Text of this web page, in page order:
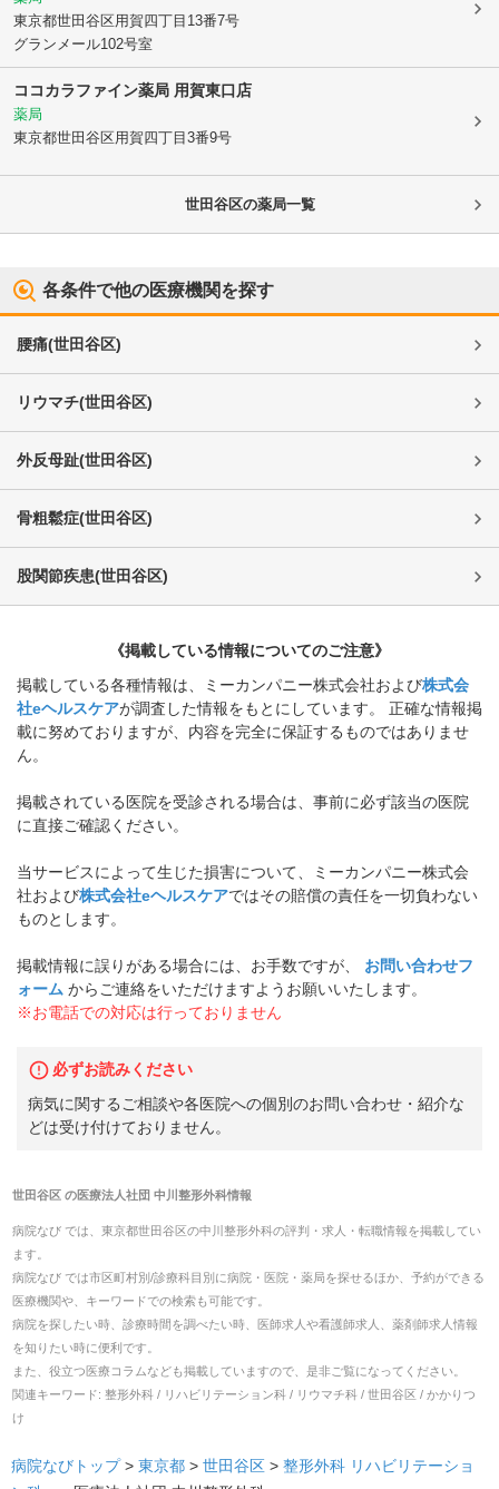
東京都世田谷区用賀四丁目13番7号
グランメール102号室
ココカラファイン薬局 用賀東口店
薬局
東京都世田谷区用賀四丁目3番9号
世田谷区の薬局一覧
各条件で他の医療機関を探す
腰痛(世田谷区)
リウマチ(世田谷区)
外反母趾(世田谷区)
骨粗鬆症(世田谷区)
股関節疾患(世田谷区)
《掲載している情報についてのご注意》
掲載している各種情報は、ミーカンパニー株式会社および株式会
社eヘルスケアが調査した情報をもとにしています。 正確な情報掲
載に努めておりますが、内容を完全に保証するものではありませ
ん。
掲載されている医院を受診される場合は、事前に必ず該当の医院
に直接ご確認ください。
当サービスによって生じた損害について、ミーカンパニー株式会
社および株式会社eヘルスケアではその賠償の責任を一切負わない
ものとします。
掲載情報に誤りがある場合には、お手数ですが、
お問い合わせフ
ォーム からご連絡をいただけますようお願いいたします。
※お電話での対応は行っておりません
必ずお読みください
病気に関するご相談や各医院への個別のお問い合わせ・紹介な
どは受け付けておりません。
世田谷区 の医療法人社団 中川整形外科情報
病院なび では、 東京都世田谷区の中川整形外科の評判・求人・転職情報を掲載してい
ます。
病院なび では市区町村別/診療科目別に病院・医院・薬局を探せるほか、予約ができる
医療機関や、キーワードでの検索も可能です。
病院を探したい時、診療時間を調べたい時、医師求人や看護師求人、薬剤師求人情報
を知りたい時に便利です。
また、役立つ医療コラムなども掲載していますので、是非ご覧になってください。
関連キーワード: 整形外科 / リハビリテーション科 / リウマチ科 / 世田谷区 / かかりつ
け
病院なびトップ > 東京都 > 世田谷区 > 整形外科 リハビリテーショ